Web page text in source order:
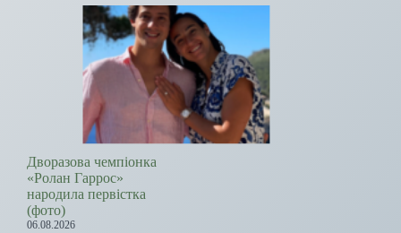
Дворазова чемпіонка
«Ролан Гаррос»
народила первістка
(фото)
06.08.2026